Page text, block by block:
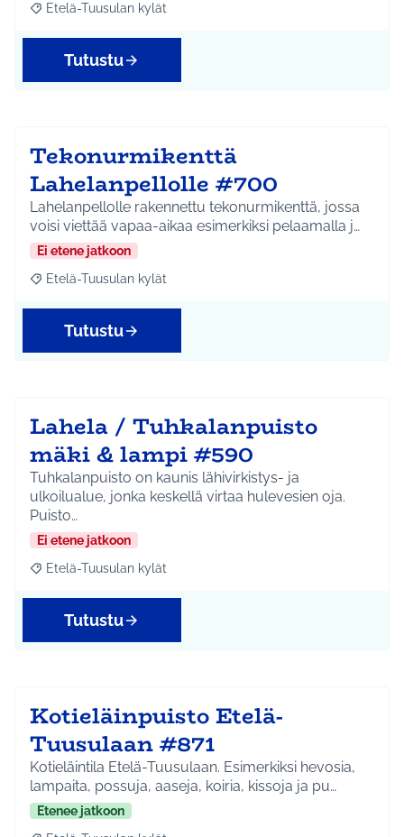
Rajaa tulokset aihepiirin mukaan: Etelä-Tuusulan kylät
Etelä-Tuusulan kylät
Tutustu
Tekonurmikenttä
Lahelanpellolle #700
Lahelanpellolle rakennettu tekonurmikenttä, jossa
voisi viettää vapaa-aikaa esimerkiksi pelaamalla j…
Ei etene jatkoon
Rajaa tulokset aihepiirin mukaan: Etelä-Tuusulan kylät
Etelä-Tuusulan kylät
Tutustu
Lahela / Tuhkalanpuisto
mäki & lampi #590
Tuhkalanpuisto on kaunis lähivirkistys- ja
ulkoilualue, jonka keskellä virtaa hulevesien oja.
Puisto…
Ei etene jatkoon
Rajaa tulokset aihepiirin mukaan: Etelä-Tuusulan kylät
Etelä-Tuusulan kylät
Tutustu
Kotieläinpuisto Etelä-
Tuusulaan #871
Kotieläintila Etelä-Tuusulaan. Esimerkiksi hevosia,
lampaita, possuja, aaseja, koiria, kissoja ja pu…
Etenee jatkoon